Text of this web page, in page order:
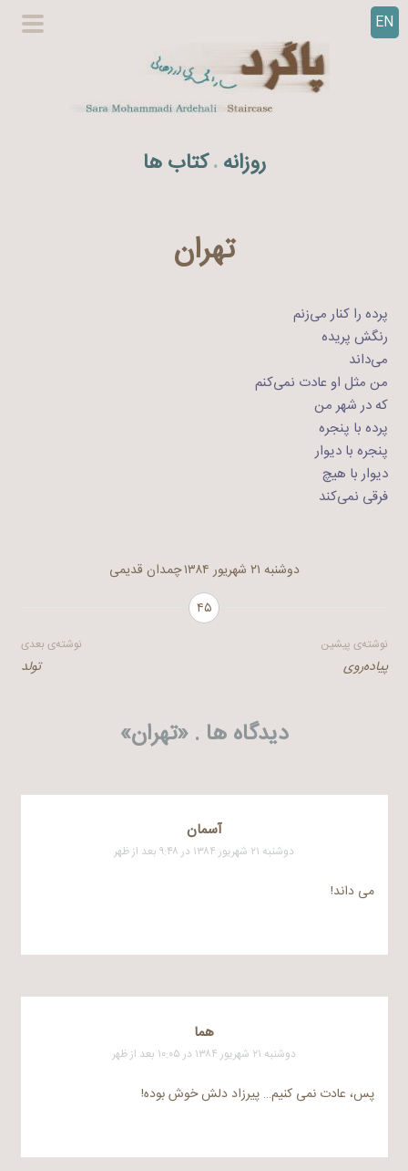
EN
روزانه . کتاب ها
تهران
پرده را کنار می‌زنم
رنگش پریده
می‌داند
من مثل او عادت نمی‌کنم
که در شهر من
پرده با پنجره
پنجره با دیوار
دیوار با هیچ
فرقی نمی‌کند
دوشنبه ۲۱ شهریور ۱۳۸۴
چمدان قدیمی
۴۵
راهبری
نوشته
نوشته‌ی پیشین
پیاده‌روی
نوشته‌ی بعدی
تولد
دیدگاه ها . «تهران»
آسمان
دوشنبه ۲۱ شهریور ۱۳۸۴ در ۹:۴۸ بعد از ظهر
می داند!
هما
دوشنبه ۲۱ شهریور ۱۳۸۴ در ۱۰:۰۵ بعد از ظهر
پس، عادت نمی کنیم… پیرزاد دلش خوش بوده!